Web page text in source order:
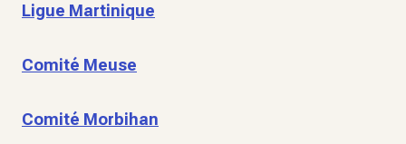
Ligue Martinique
Comité Meuse
Comité Morbihan